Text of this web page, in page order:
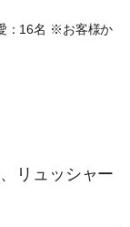
：16名 ※お客様か
リュッシャー